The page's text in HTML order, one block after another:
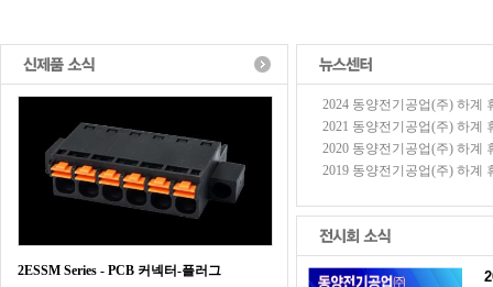
2ESSM Series - PCB 커넥터-플러그
2024 동양전기공업(주) 하계
2021 동양전기공업(주) 하계
2020 동양전기공업(주) 하계
2019 동양전기공업(주) 하계